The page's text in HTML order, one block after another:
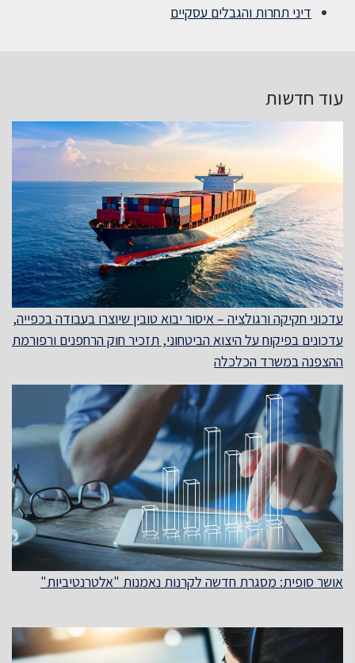
דיני תחרות והגבלים עסקיים
עוד חדשות
עדכוני חקיקה ורגולציה – איסור יבוא טובין שיוצרו בעבודה בכפייה,
עדכונים בפיקוח על היצוא הביטחוני, תזכיר חוק הרחפנים ורפורמת
ההצפנה במשרד הכלכלה
אושר סופית: מסגרת חדשה לקרנות נאמנות "אלטרנטיביות"